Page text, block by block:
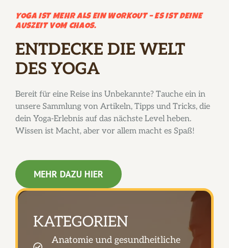
YOGA IST MEHR ALS EIN WORKOUT – ES IST DEINE
AUSZEIT VOM CHAOS.
ENTDECKE DIE WELT
DES YOGA
Bereit für eine Reise ins Unbekannte? Tauche ein in
unsere Sammlung von Artikeln, Tipps und Tricks, die
dein Yoga-Erlebnis auf das nächste Level heben.
Wissen ist Macht, aber vor allem macht es Spaß!
MEHR DAZU HIER
KATEGORIEN
Anatomie und gesundheitliche